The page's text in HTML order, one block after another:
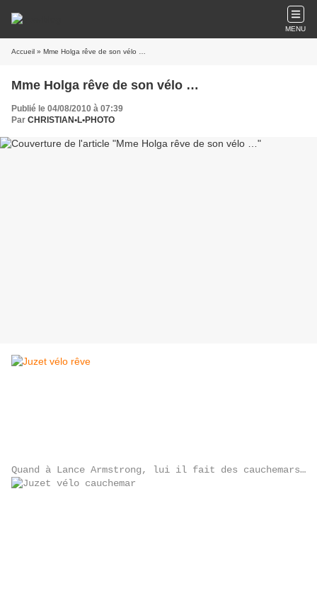
MENU
Accueil » Mme Holga rêve de son vélo …
Mme Holga rêve de son vélo …
Publié le 04/08/2010 à 07:39
Par CHRISTIAN•L•PHOTO
Quand à Lance Armstrong, lui il fait des cauchemars…